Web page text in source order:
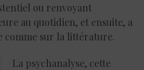
ou renvoyant
au quotidien, et ensuite, a
comme sur la littérature.
La psychanalyse, cette